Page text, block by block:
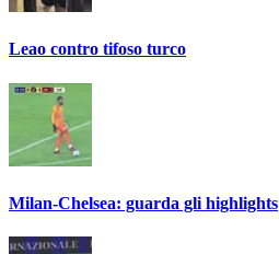
Leao contro tifoso turco
Milan-Chelsea: guarda gli highlights